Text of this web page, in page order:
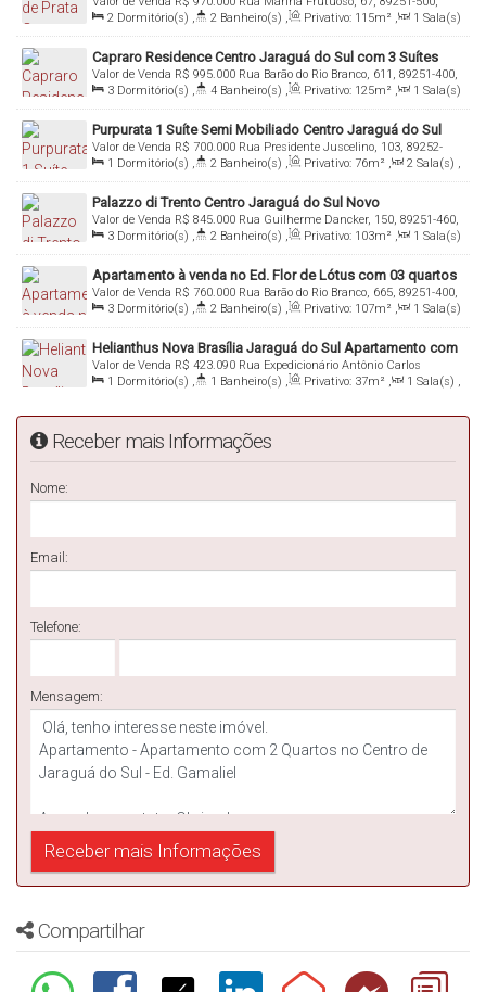
Gramado Natural
Centro, Jaraguá do Sul, Santa Catarina, Brasil
2 Dormitório(s) , 2 Banheiro(s) , Privativo: 115m² , 1 Sala(s)
,
1 Suíte(s) , Total: 260m² , 1 Vaga(s)
Capraro Residence Centro Jaraguá do Sul com 3 Suítes
R$ 995.000
Valor de Venda
Rua Barão do Rio Branco, 611, 89251-400,
Centro, Jaraguá do Sul, Santa Catarina, Brasil
3 Dormitório(s) , 4 Banheiro(s) , Privativo: 125m² , 1 Sala(s)
,
3 Suíte(s) , Total: 160m² , 1 Vaga(s)
Purpurata 1 Suíte Semi Mobiliado Centro Jaraguá do Sul
R$ 700.000
Valor de Venda
Rua Presidente Juscelino, 103, 89252-
050, Centro, Jaraguá do Sul, Santa Catarina, Brasil
1 Dormitório(s) , 2 Banheiro(s) , Privativo: 76m² , 2 Sala(s) ,
1 Suíte(s) , Total: 126m² , 2 Vaga(s)
Palazzo di Trento Centro Jaraguá do Sul Novo
R$ 845.000
Valor de Venda
Rua Guilherme Dancker, 150, 89251-460,
Centro, Jaraguá do Sul, Santa Catarina, Brasil
3 Dormitório(s) , 2 Banheiro(s) , Privativo: 103m² , 1 Sala(s)
,
1 Suíte(s) , 2 Vaga(s)
Apartamento à venda no Ed. Flor de Lótus com 03 quartos
sendo uma suíte, no centro de Jaraguá do Sul
R$ 760.000
Valor de Venda
Rua Barão do Rio Branco, 665, 89251-400,
Centro, Jaraguá do Sul, Santa Catarina, Brasil
3 Dormitório(s) , 2 Banheiro(s) , Privativo: 107m² , 1 Sala(s)
,
1 Suíte(s) , Total: 181m² , 2 Vaga(s)
Helianthus Nova Brasília Jaraguá do Sul Apartamento com
1 Quarto
R$ 423.090
Valor de Venda
Rua Expedicionário Antônio Carlos
Ferreira, 606, 89252-101, Centro, Jaraguá do Sul, Santa Catarina,
1 Dormitório(s) , 1 Banheiro(s) , Privativo: 37m² , 1 Sala(s) ,
Receber mais Informações
Nome:
Email:
Telefone:
Mensagem:
Compartilhar